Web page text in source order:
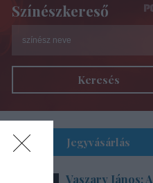
Színészkereső
Keresés
Jegyvásárlás
Vaszary János: A